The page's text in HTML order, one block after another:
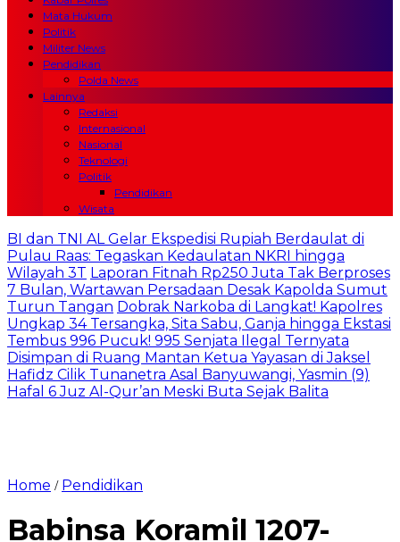
Mata Hukum
Politik
Militer News
Pendidikan
Polda News
Lainnya
Redaksi
Internasional
Nasional
Teknologi
Politik
Pendidikan
Wisata
BI dan TNI AL Gelar Ekspedisi Rupiah Berdaulat di
Pulau Raas: Tegaskan Kedaulatan NKRI hingga
Wilayah 3T Laporan Fitnah Rp250 Juta Tak Berproses
7 Bulan, Wartawan Persadaan Desak Kapolda Sumut
Turun Tangan Dobrak Narkoba di Langkat! Kapolres
Ungkap 34 Tersangka, Sita Sabu, Ganja hingga Ekstasi
Tembus 996 Pucuk! 995 Senjata Ilegal Ternyata
Disimpan di Ruang Mantan Ketua Yayasan di Jaksel
Hafidz Cilik Tunanetra Asal Banyuwangi, Yasmin (9)
Hafal 6 Juz Al-Qur’an Meski Buta Sejak Balita
Home / Pendidikan
Babinsa Koramil 1207-